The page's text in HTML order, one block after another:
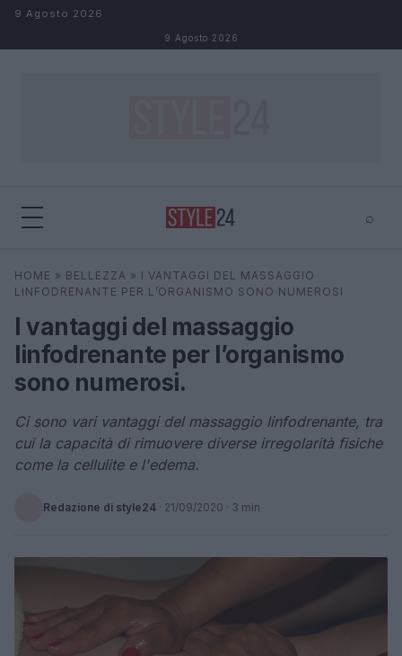
Salta al contenuto
9 Agosto 2026
9 Agosto 2026
⌕
Cerca
HOME » BELLEZZA » I VANTAGGI DEL MASSAGGIO
LINFODRENANTE PER L’ORGANISMO SONO NUMEROSI
I vantaggi del massaggio
linfodrenante per l’organismo
sono numerosi.
Ci sono vari vantaggi del massaggio linfodrenante, tra
cui la capacità di rimuovere diverse irregolarità fisiche
come la cellulite e l'edema.
Redazione di style24 · 21/09/2020 · 3 min